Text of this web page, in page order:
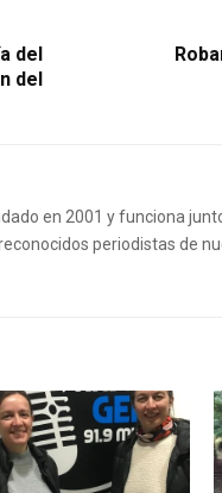
del
del
en 2001 y funciona
periodistas de